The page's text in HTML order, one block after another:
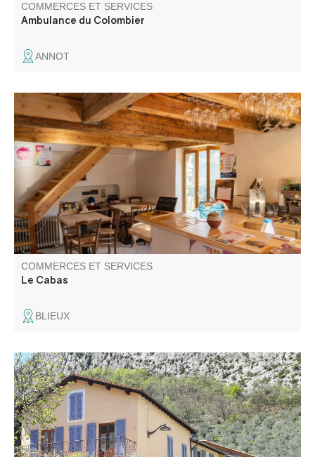
COMMERCES ET SERVICES
Ambulance du Colombier
ANNOT
Café associatif, épicerie solidaire, groupement d’achats,
paniers de légumes, espace de coworking, animations
culturelles, ateliers créatifs et point informatique.
COMMERCES ET SERVICES
Le Cabas
BLIEUX
Bar - Cave à vins face au vieux village médiéval Snacking
chaud à la presse Class'croûte à base de produits frais
cuisinés sur place (selon possibilités) Vins AB, Spiritueux,
Bières artisanales et coffrets cadeaux